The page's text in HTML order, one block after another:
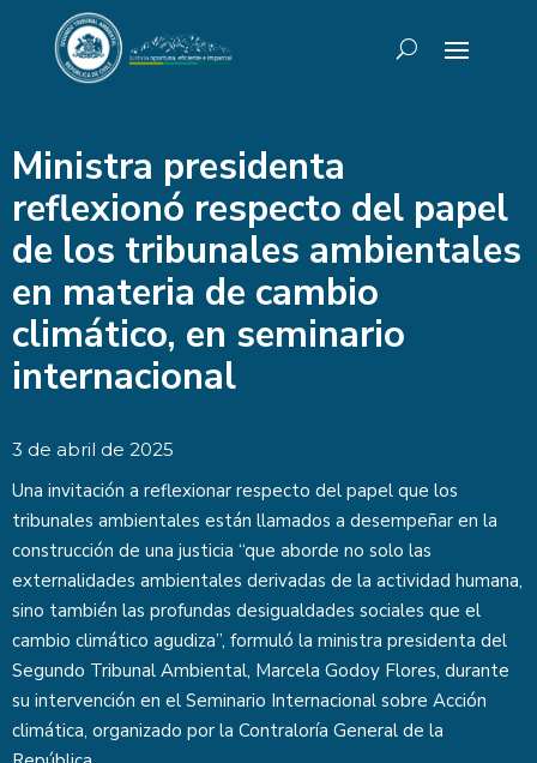
Ministra presidenta
reflexionó respecto del papel
de los tribunales ambientales
en materia de cambio
climático, en seminario
internacional
3 de abril de 2025
Una invitación a reflexionar respecto del papel que los
tribunales ambientales están llamados a desempeñar en la
construcción de una justicia “que aborde no solo las
externalidades ambientales derivadas de la actividad humana,
sino también las profundas desigualdades sociales que el
cambio climático agudiza”, formuló la ministra presidenta del
Segundo Tribunal Ambiental, Marcela Godoy Flores, durante
su intervención en el Seminario Internacional sobre Acción
climática, organizado por la Contraloría General de la